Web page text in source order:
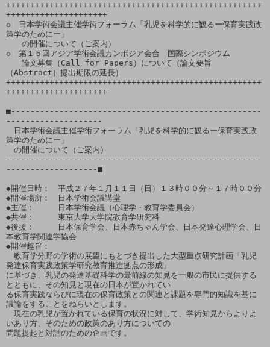
+++++++++++++++++++++++++++++++++++++++++++++++++++++
+++++++++++++++++++++
◇　日本学術会議主催学術フォーラム「乳児を科学的に観るー保育実践政
策学のためにー」
の開催について（ご案内）
◇　第１５回アジア学術会議カンボジア会合　国際シンポジウム
論文募集（Call for Papers）について（論文要旨
（Abstract）提出期限の延長）
+++++++++++++++++++++++++++++++++++++++++++++++++++++
+++++++++++++++++++++
■----------------------------------------------------
--------------------
日本学術会議主催学術フォーラム「乳児を科学的に観るー保育実践政
策学のためにー」
の開催について（ご案内）
-----------------------------------------------------
-------------------■
◆開催日時：　平成２７年１月１１日（日）１３時００分～１７時００分
◆開催場所：　日本学術会議講堂
◆主催：　　　日本学術会議（心理学・教育学委員会）
◆共催：　　　東京大学大学院教育学研究科
◆後援：　　　日本保育学会、日本赤ちゃん学会、日本発達心理学会、日
本教育学関連学協会
◆開催趣旨：
教育学分野の学術の展望にもとづき提出した大型重点研究計画「乳児
発達保育実践政策学研究教育推進拠点の形成」
に基づき、乳児の発達基礎科学の最前線の知見を一般の市民に提供する
とともに、その知見と現在の日本が置かれてい
る保育実践ならびに現在の保育政策との関連と課題を専門的知識を基に
議論をすることをねらいとします。
現在の乳児が置かれている保育の状況に対して、学術知見からよりよ
いあり方、そのための政策のあり方についての
問題提起と対話のための企画です。